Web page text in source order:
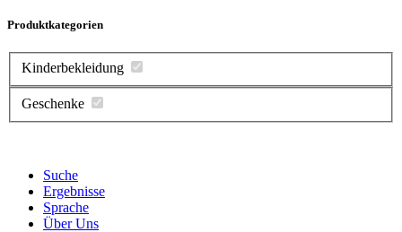
Produktkategorien
Kinderbekleidung
Geschenke
Suche
Ergebnisse
Sprache
Über Uns